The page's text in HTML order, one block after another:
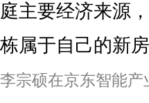
庭主要经济来源
栋属于自己的新房
李宗硕在京东智能产